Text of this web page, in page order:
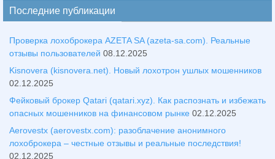
Последние публикации
Проверка лохоброкера AZETA SA (azeta-sa.com). Реальные
отзывы пользователей 08.12.2025
Kisnovera (kisnovera.net). Новый лохотрон ушлых мошенников
02.12.2025
Фейковый брокер Qatari (qatari.xyz). Как распознать и избежать
опасных мошенников на финансовом рынке 02.12.2025
Aerovestx (aerovestx.com): разоблачение анонимного
лохоброкера – честные отзывы и реальные последствия!
02.12.2025